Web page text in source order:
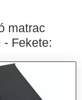
matrac
Fekete: